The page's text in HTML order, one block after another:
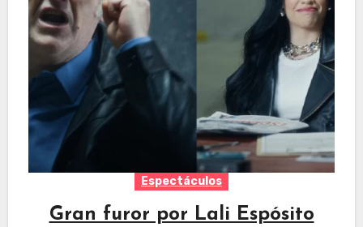
Espectáculos
Gran furor por Lali Espósito